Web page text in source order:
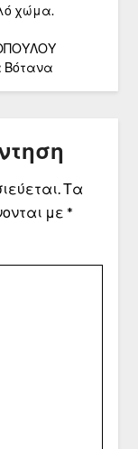
χώμα.
Βότανα
Τα
με *